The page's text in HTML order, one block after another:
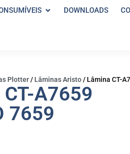
DOWNLOADS
Plotter/ Lâminas Aristo/ Lâmina CT-
A7659
7659